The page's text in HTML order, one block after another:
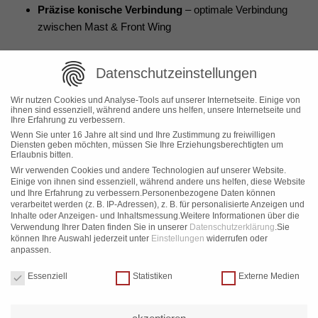
Präzise konische Verbindung – optimale Verbindung
zwischen Mast & Front Wing
Verfügbare Längen
74 cm – ideal für flaches Wasser & Einsteiger
84 cm– Allround Einsatz
94 cm
– maximale Performance & Kontrolle
Perfekt geeignet für
Kite Foiling
Datenschutzeinstellungen
Wir nutzen Cookies und Analyse-Tools auf unserer Internetseite. Einige von
ihnen sind essenziell, während andere uns helfen, unsere Internetseite und
Ihre Erfahrung zu verbessern.
Wenn Sie unter 16 Jahre alt sind und Ihre Zustimmung zu freiwilligen
Diensten geben möchten, müssen Sie Ihre Erziehungsberechtigten um
Erlaubnis bitten.
Wir verwenden Cookies und andere Technologien auf unserer Website.
Einige von ihnen sind essenziell, während andere uns helfen, diese Website
und Ihre Erfahrung zu verbessern.Personenbezogene Daten können
verarbeitet werden (z. B. IP-Adressen), z. B. für personalisierte Anzeigen und
Inhalte oder Anzeigen- und Inhaltsmessung.Weitere Informationen über die
Verwendung Ihrer Daten finden Sie in unserer Datenschutzerklärung.Sie
können Ihre Auswahl jederzeit unter Einstellungen widerrufen oder
anpassen.
Essenziell
Statistiken Externe Medien